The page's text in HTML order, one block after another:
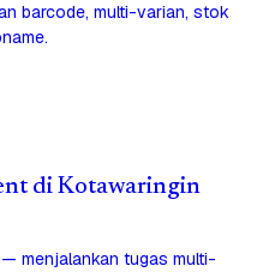
barcode, multi-varian, stok
di Kotawaringin
menjalankan tugas multi-